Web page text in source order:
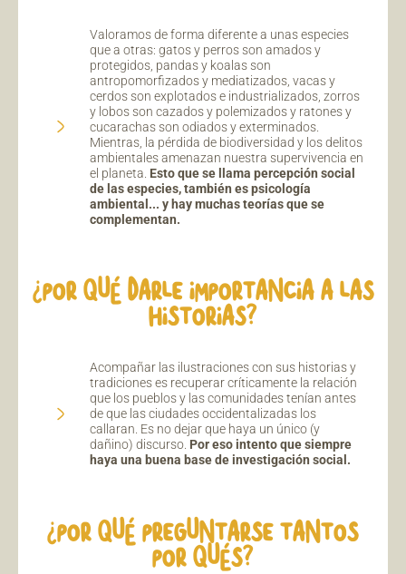
Valoramos de forma diferente a unas especies
que a otras: gatos y perros son amados y
protegidos, pandas y koalas son
antropomorfizados y mediatizados, vacas y
cerdos son explotados e industrializados, zorros
y lobos son cazados y polemizados y ratones y
cucarachas son odiados y exterminados.
Mientras, la pérdida de biodiversidad y los delitos
ambientales amenazan nuestra supervivencia en
el planeta. Esto que se llama percepción social
de las especies, también es psicología
ambiental... y hay muchas teorías que se
complementan.
¿POR QUÉ DARLE IMPORTANCIA A LAS
HISTORIAS?
Acompañar las ilustraciones con sus historias y
tradiciones es recuperar críticamente la relación
que los pueblos y las comunidades tenían antes
de que las ciudades occidentalizadas los
callaran. Es no dejar que haya un único (y
dañino) discurso. Por eso intento que siempre
haya una buena base de investigación social.
¿POR QUÉ PREGUNTARSE TANTOS
POR QUÉS?